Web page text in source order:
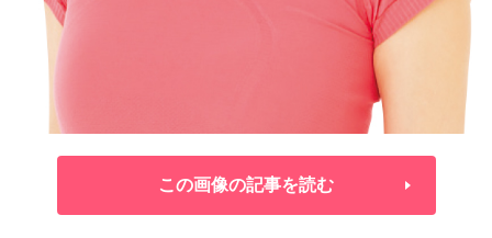
この画像の記事を読む